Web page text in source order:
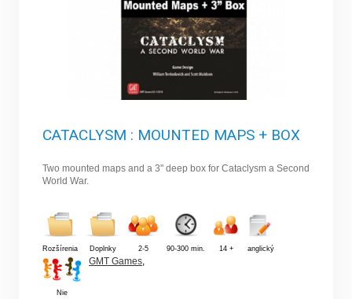
CATACLYSM : MOUNTED MAPS + BOX
Two mounted maps and a 3" deep box for Cataclysm a Second
World War.
Rozšírenia Doplnky 2-5 90-300 min. 14 + anglický
Nie
GMT Games